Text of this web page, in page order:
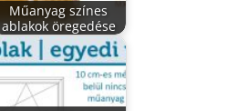
Műanyag színes
ablakok öregedése